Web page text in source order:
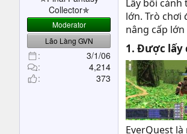
t
e
r
Collector✯
Moderator
Lão Làng GVN
3/1/06
4,214
373
Lấy bối
lớn. Trò chơi
nâng cấp
1. Được lấy
EverQuest